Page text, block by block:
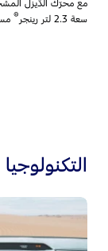
مع محرّك الدّيزل المشحون
سعة 2.3 لتر رينجر
®
التكنولوجيا